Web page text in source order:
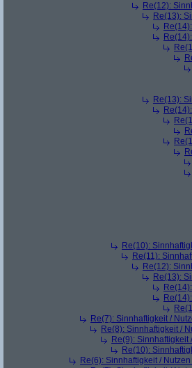
Re(12):
Re(13):
Re(13):
Re(10):
Re(11):
Re(12):
Re(13):
Re(7): Sinnhaftigkeit /
Re(8): Sinnhaftigkeit /
Re(9): Sinnhaftigkeit
Re(10):
Re(6): Sinnhaftigkeit /